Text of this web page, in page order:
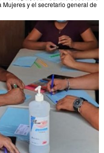
y el secretario general de